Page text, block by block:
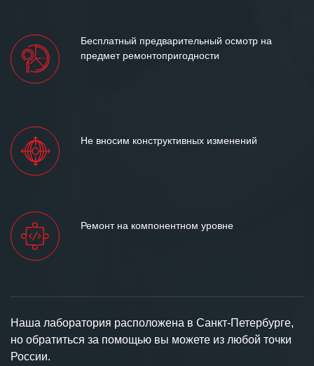
Бесплатный предварительный осмотр на
предмет ремонтопригодности
Не вносим конструктивных изменений
Ремонт на компонентном уровне
Наша лаборатория расположена в Санкт-Петербурге,
но обратиться за помощью вы можете из любой точки
России.